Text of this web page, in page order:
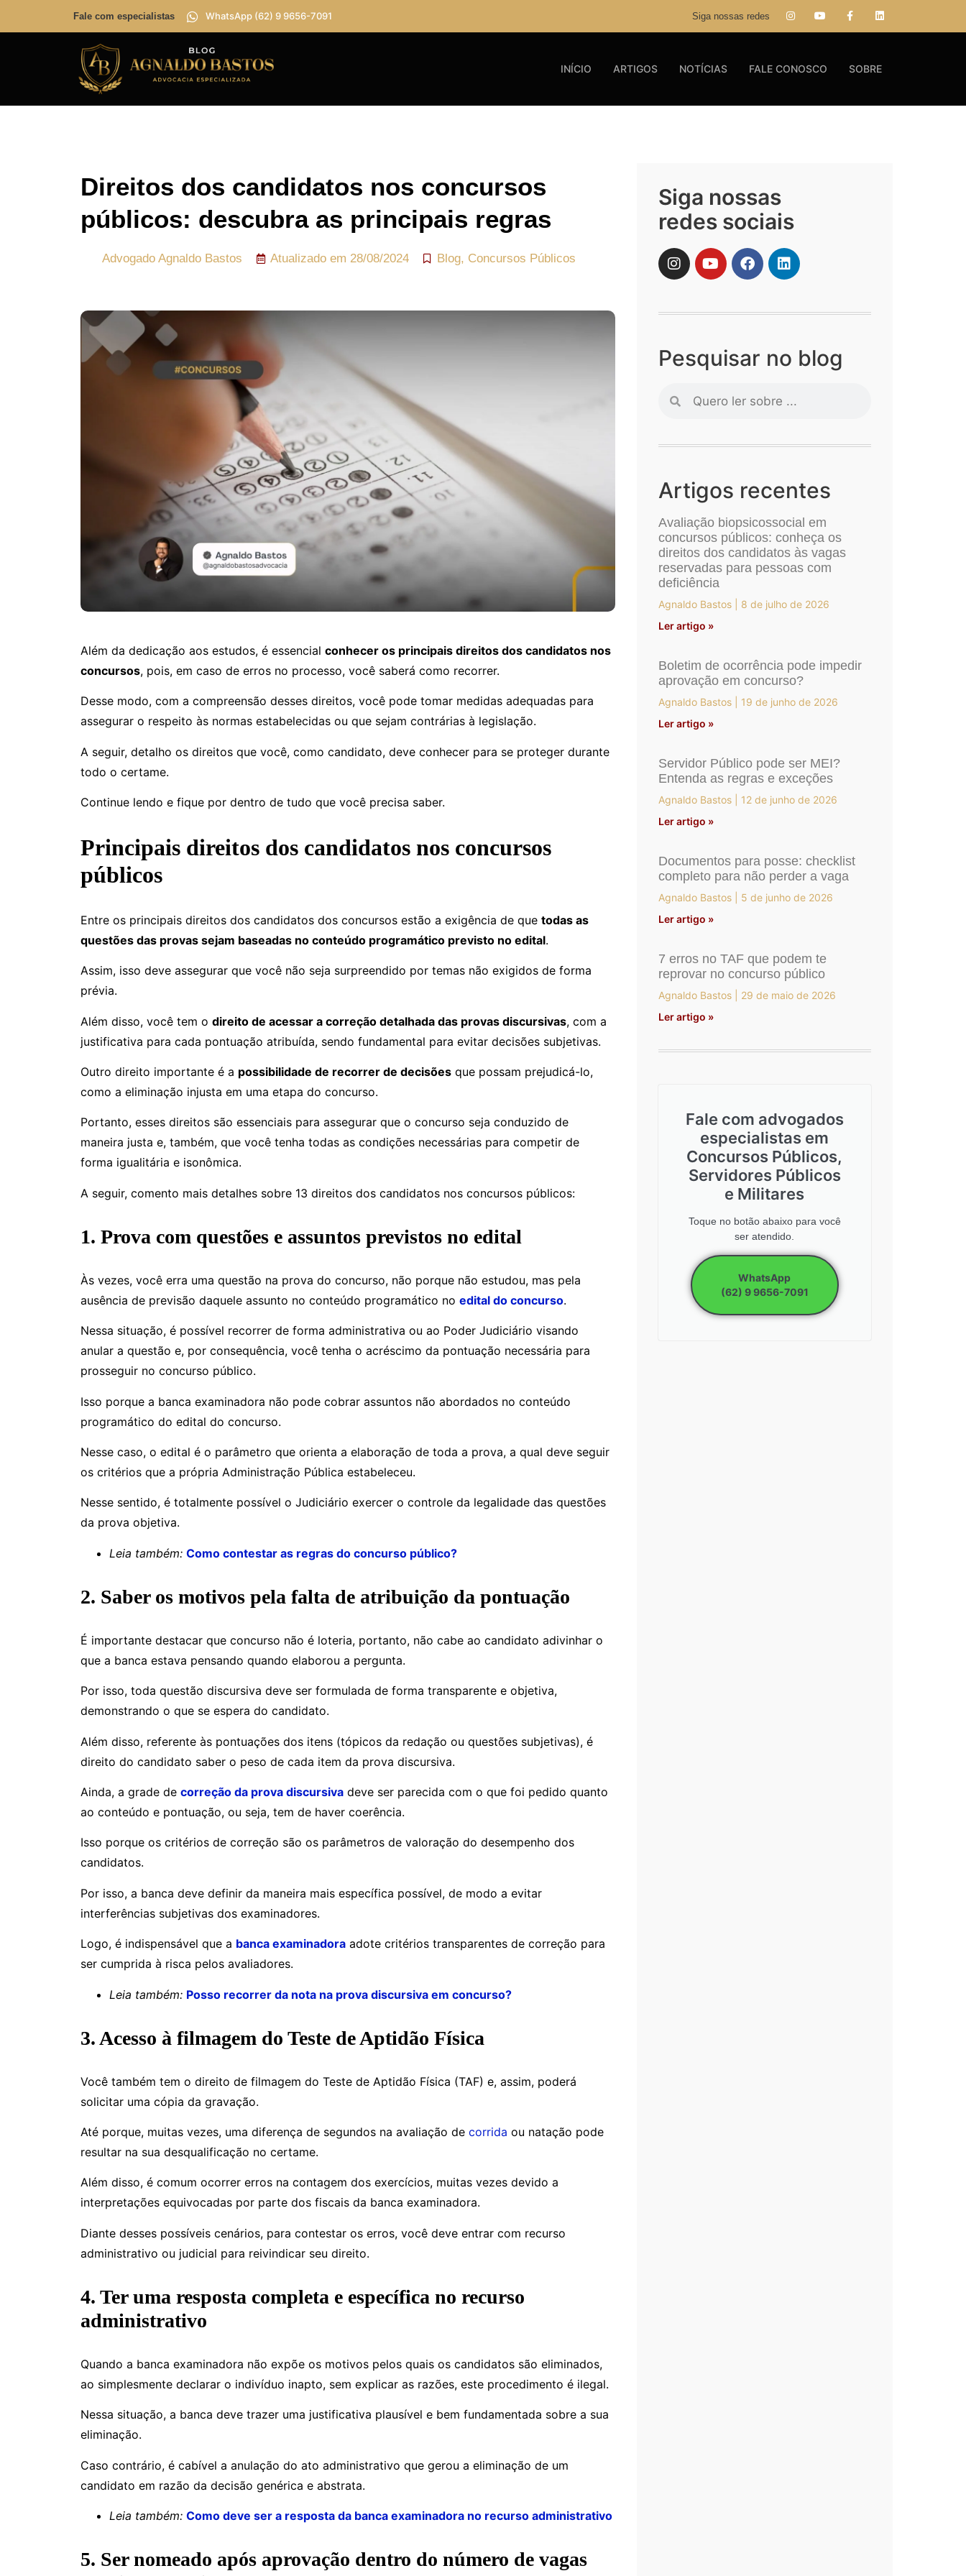
Fale com especialistas WhatsApp (62) 9 9656-7091 Siga nossas redes
INÍCIO ARTIGOS NOTÍCIAS FALE CONOSCO SOBRE
Direitos dos candidatos nos concursos
públicos: descubra as principais regras
Advogado Agnaldo Bastos Atualizado em 28/08/2024 Blog, Concursos Públicos
Além da dedicação aos estudos, é essencial conhecer os principais direitos dos candidatos nos
concursos, pois, em caso de erros no processo, você saberá como recorrer.
Desse modo, com a compreensão desses direitos, você pode tomar medidas adequadas para
assegurar o respeito às normas estabelecidas ou que sejam contrárias à legislação.
A seguir, detalho os direitos que você, como candidato, deve conhecer para se proteger durante
todo o certame.
Continue lendo e fique por dentro de tudo que você precisa saber.
Principais direitos dos candidatos nos concursos
públicos
Entre os principais direitos dos candidatos dos concursos estão a exigência de que todas as
questões das provas sejam baseadas no conteúdo programático previsto no edital.
Assim, isso deve assegurar que você não seja surpreendido por temas não exigidos de forma
prévia.
Além disso, você tem o direito de acessar a correção detalhada das provas discursivas, com a
justificativa para cada pontuação atribuída, sendo fundamental para evitar decisões subjetivas.
Outro direito importante é a possibilidade de recorrer de decisões que possam prejudicá-lo,
como a eliminação injusta em uma etapa do concurso.
Portanto, esses direitos são essenciais para assegurar que o concurso seja conduzido de
maneira justa e, também, que você tenha todas as condições necessárias para competir de
forma igualitária e isonômica.
A seguir, comento mais detalhes sobre 13 direitos dos candidatos nos concursos públicos:
1. Prova com questões e assuntos previstos no edital
Às vezes, você erra uma questão na prova do concurso, não porque não estudou, mas pela
ausência de previsão daquele assunto no conteúdo programático no edital do concurso.
Nessa situação, é possível recorrer de forma administrativa ou ao Poder Judiciário visando
anular a questão e, por consequência, você tenha o acréscimo da pontuação necessária para
prosseguir no concurso público.
Isso porque a banca examinadora não pode cobrar assuntos não abordados no conteúdo
programático do edital do concurso.
Nesse caso, o edital é o parâmetro que orienta a elaboração de toda a prova, a qual deve seguir
os critérios que a própria Administração Pública estabeleceu.
Nesse sentido, é totalmente possível o Judiciário exercer o controle da legalidade das questões
da prova objetiva.
Leia também: Como contestar as regras do concurso público?
2. Saber os motivos pela falta de atribuição da pontuação
É importante destacar que concurso não é loteria, portanto, não cabe ao candidato adivinhar o
que a banca estava pensando quando elaborou a pergunta.
Por isso, toda questão discursiva deve ser formulada de forma transparente e objetiva,
demonstrando o que se espera do candidato.
Além disso, referente às pontuações dos itens (tópicos da redação ou questões subjetivas), é
direito do candidato saber o peso de cada item da prova discursiva.
Ainda, a grade de correção da prova discursiva deve ser parecida com o que foi pedido quanto
ao conteúdo e pontuação, ou seja, tem de haver coerência.
Isso porque os critérios de correção são os parâmetros de valoração do desempenho dos
candidatos.
Por isso, a banca deve definir da maneira mais específica possível, de modo a evitar
interferências subjetivas dos examinadores.
Logo, é indispensável que a banca examinadora adote critérios transparentes de correção para
ser cumprida à risca pelos avaliadores.
Leia também: Posso recorrer da nota na prova discursiva em concurso?
3. Acesso à filmagem do Teste de Aptidão Física
Você também tem o direito de filmagem do Teste de Aptidão Física (TAF) e, assim, poderá
solicitar uma cópia da gravação.
Até porque, muitas vezes, uma diferença de segundos na avaliação de corrida ou natação pode
resultar na sua desqualificação no certame.
Além disso, é comum ocorrer erros na contagem dos exercícios, muitas vezes devido a
interpretações equivocadas por parte dos fiscais da banca examinadora.
Diante desses possíveis cenários, para contestar os erros, você deve entrar com recurso
administrativo ou judicial para reivindicar seu direito.
4. Ter uma resposta completa e específica no recurso
administrativo
Quando a banca examinadora não expõe os motivos pelos quais os candidatos são eliminados,
ao simplesmente declarar o indivíduo inapto, sem explicar as razões, este procedimento é ilegal.
Nessa situação, a banca deve trazer uma justificativa plausível e bem fundamentada sobre a sua
eliminação.
Caso contrário, é cabível a anulação do ato administrativo que gerou a eliminação de um
candidato em razão da decisão genérica e abstrata.
Leia também: Como deve ser a resposta da banca examinadora no recurso administrativo
5. Ser nomeado após aprovação dentro do número de vagas
Siga nossas
redes sociais
Pesquisar no blog
Artigos recentes
Avaliação biopsicossocial em
concursos públicos: conheça os
direitos dos candidatos às vagas
reservadas para pessoas com
deficiência
Agnaldo Bastos
8 de julho de 2026
Ler artigo »
Boletim de ocorrência pode impedir
aprovação em concurso?
Agnaldo Bastos
19 de junho de 2026
Ler artigo »
Servidor Público pode ser MEI?
Entenda as regras e exceções
Agnaldo Bastos
12 de junho de 2026
Ler artigo »
Documentos para posse: checklist
completo para não perder a vaga
Agnaldo Bastos
5 de junho de 2026
Ler artigo »
7 erros no TAF que podem te
reprovar no concurso público
Agnaldo Bastos
29 de maio de 2026
Ler artigo »
Fale com advogados
especialistas em
Concursos Públicos,
Servidores Públicos
e Militares
Toque no botão abaixo para você
ser atendido.
WhatsApp
(62) 9 9656-7091